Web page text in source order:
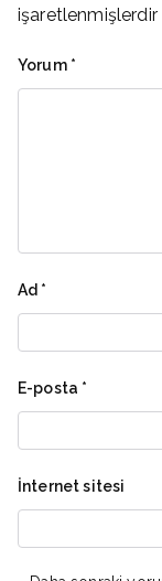
işaretlenmişlerdir
Yorum *
Ad *
E-posta *
İnternet sitesi